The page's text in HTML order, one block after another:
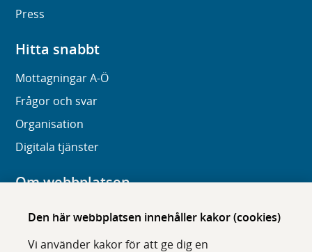
Den här webbplatsen innehåller kakor (cookies)
Vi använder kakor för att ge dig en
Press
Hitta snabbt
Mottagningar A-Ö
Frågor och svar
Organisation
Digitala tjänster
Om webbplatsen
Om karolinska.se